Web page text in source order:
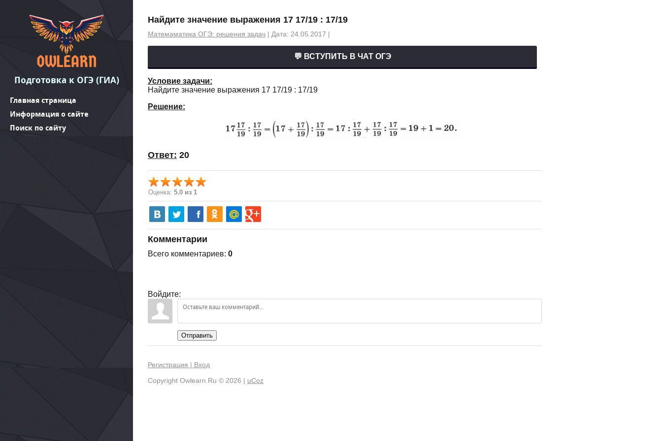
Подготовка к ОГЭ (ГИА)
Главная страница
Информация о сайте
Поиск по сайту
Найдите значение выражения 17 17/19 : 17/19
Матемаматика ОГЭ: решения задач | Дата: 24.05.2017 |
💬 ВСТУПИТЬ В ЧАТ ОГЭ
Условие задачи:
Найдите значение выражения 17 17/19 : 17/19
Решение:
Ответ: 20
Оценка: 5.0 из 1
Комментарии
Всего комментариев: 0
Войдите:
Отправить
Регистрация | Вход
Copyright Owlearn.Ru © 2026 | uCoz